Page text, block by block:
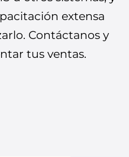
extensa
Contáctanos y
tus ventas.